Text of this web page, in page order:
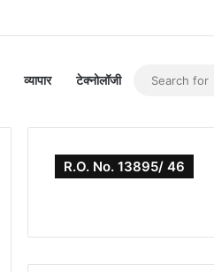
व्यापार टेक्नोलॉजी
R.O. No. 13895/ 46